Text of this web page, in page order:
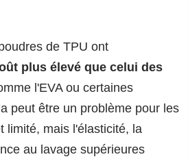
de TPU ont
plus élevé que celui des
l'EVA ou certaines
peut être un problème pour les
limité, mais l'élasticité, la
au lavage supérieures